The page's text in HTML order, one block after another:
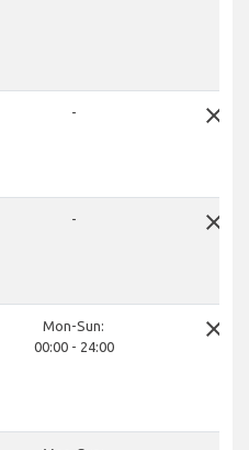
- close
- close
Mon-Sun:
00:00 - 24:00
close